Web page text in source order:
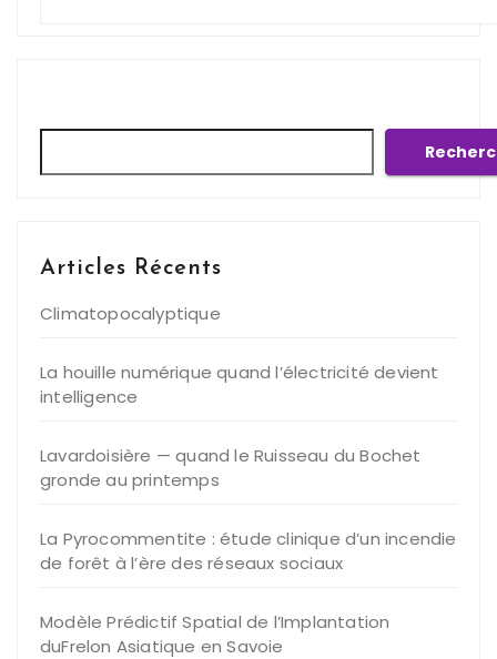
Articles Récents
Climatopocalyptique
La houille numérique quand l’électricité devient
intelligence
Lavardoisière — quand le Ruisseau du Bochet
gronde au printemps
La Pyrocommentite : étude clinique d’un incendie
de forêt à l’ère des réseaux sociaux
Modèle Prédictif Spatial de l’Implantation
duFrelon Asiatique en Savoie